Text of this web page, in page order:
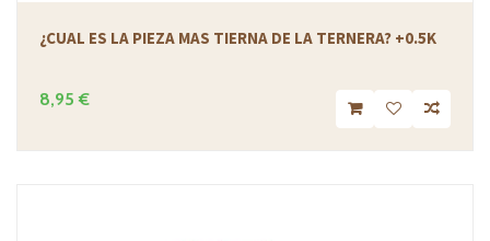
¿CUAL ES LA PIEZA MAS TIERNA DE LA TERNERA? +0.5K
8,95 €